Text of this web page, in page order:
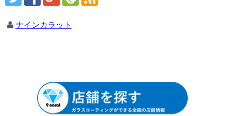
ナインカラット